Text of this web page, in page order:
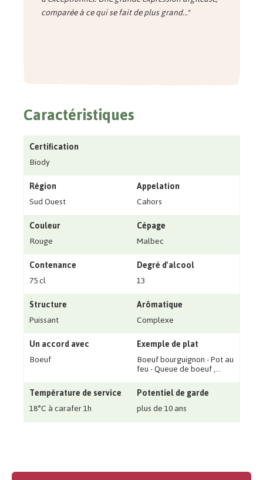
comparée à ce qui se fait de plus grand..."
Caractéristiques
Certification
Biody
Région
Sud Ouest
Appelation
Cahors
Couleur
Rouge
Cépage
Malbec
Contenance
75 cl
Degré d'alcool
13
Structure
Puissant
Arômatique
Complexe
Un accord avec
Boeuf
Exemple de plat
Boeuf bourguignon - Pot au
feu - Queue de boeuf ‚...
Température de service
18°C à carafer 1h
Potentiel de garde
plus de 10 ans